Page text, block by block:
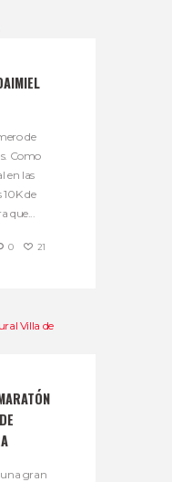
de
Como
en las
10K de
que...
0 21
gran